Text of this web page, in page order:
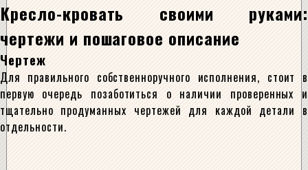
Кресло-кровать своими руками:
чертежи и пошаговое описание
Чертеж
Для правильного собственноручного исполнения, стоит в
первую очередь позаботиться о наличии проверенных и
тщательно продуманных чертежей для каждой детали в
отдельности.